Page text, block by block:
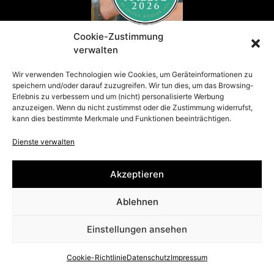
Cookie-Zustimmung
verwalten
Wir verwenden Technologien wie Cookies, um Geräteinformationen zu
speichern und/oder darauf zuzugreifen. Wir tun dies, um das Browsing-
Erlebnis zu verbessern und um (nicht) personalisierte Werbung
anzuzeigen. Wenn du nicht zustimmst oder die Zustimmung widerrufst,
kann dies bestimmte Merkmale und Funktionen beeinträchtigen.
Dienste verwalten
Akzeptieren
Ablehnen
Einstellungen ansehen
Cookie-RichtlinieDatenschutzImpressum
Presse
© Julius Hügler 2026
Impressum|Datenschutz|Barrierefreiheit